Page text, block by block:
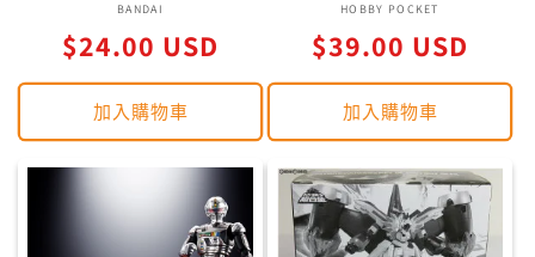
廠
商：
BANDAI
定
價
$24.00 USD
加入購物車
廠
商：
HOBBY POCKET
定
價
$39.00 USD
加入購物車